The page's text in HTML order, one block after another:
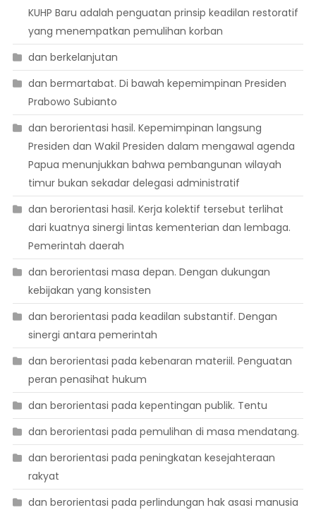
KUHP Baru adalah penguatan prinsip keadilan restoratif
yang menempatkan pemulihan korban
dan berkelanjutan
dan bermartabat. Di bawah kepemimpinan Presiden
Prabowo Subianto
dan berorientasi hasil. Kepemimpinan langsung
Presiden dan Wakil Presiden dalam mengawal agenda
Papua menunjukkan bahwa pembangunan wilayah
timur bukan sekadar delegasi administratif
dan berorientasi hasil. Kerja kolektif tersebut terlihat
dari kuatnya sinergi lintas kementerian dan lembaga.
Pemerintah daerah
dan berorientasi masa depan. Dengan dukungan
kebijakan yang konsisten
dan berorientasi pada keadilan substantif. Dengan
sinergi antara pemerintah
dan berorientasi pada kebenaran materiil. Penguatan
peran penasihat hukum
dan berorientasi pada kepentingan publik. Tentu
dan berorientasi pada pemulihan di masa mendatang.
dan berorientasi pada peningkatan kesejahteraan
rakyat
dan berorientasi pada perlindungan hak asasi manusia